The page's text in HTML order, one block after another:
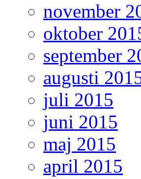
november
oktober
september
augusti
juli 2015
juni 2015
maj 2015
april 2015